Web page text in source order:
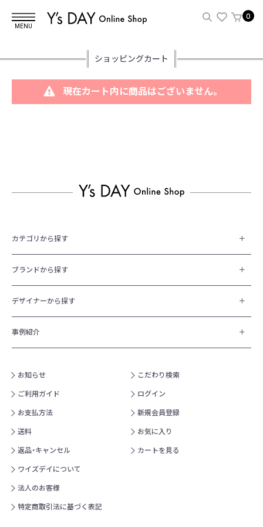
MENU
0
ショッピングカート
現在カート内に商品はございません。
カテゴリから探す
ブランドから探す
デザイナーから探す
事例紹介
お知らせ
ご利用ガイド
お支払方法
送料
返品・キャンセル
ワイズデイについて
法人のお客様
特定商取引法に基づく表記
こだわり検索
ログイン
新規会員登録
お気に入り
カートを見る